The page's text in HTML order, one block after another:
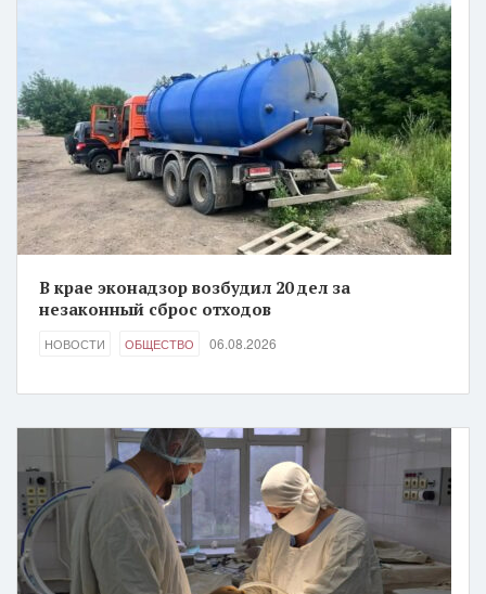
В крае эконадзор возбудил 20 дел за
незаконный сброс отходов
НОВОСТИ ОБЩЕСТВО 06.08.2026